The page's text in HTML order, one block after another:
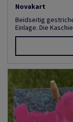
Novakart
Beidseitig
Einlage. Die